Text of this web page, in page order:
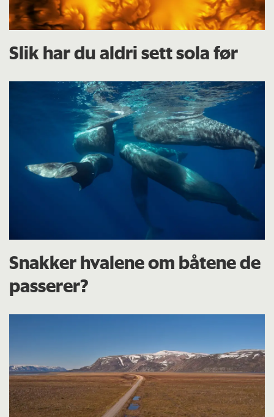
Slik har du aldri sett sola før
Snakker hvalene om båtene de
passerer?